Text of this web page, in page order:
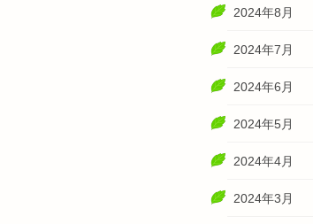
2024年8月
2024年7月
2024年6月
2024年5月
2024年4月
2024年3月